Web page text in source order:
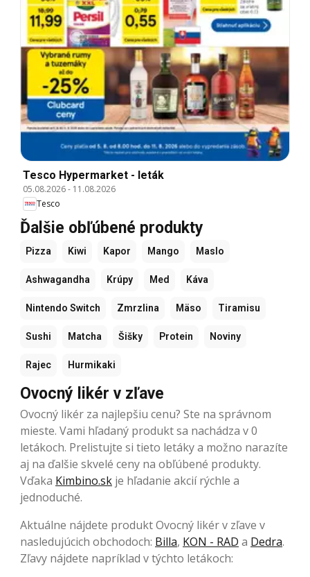
Tesco Hypermarket - leták
05.08.2026- 11.08.2026
Tesco
Ďalšie obľúbené produkty
Pizza Kiwi Kapor Mango Maslo
Ashwagandha Krúpy Med Káva
Nintendo Switch Zmrzlina Mäso Tiramisu
Sushi Matcha Šišky Protein Noviny
Rajec Hurmikaki
Ovocný likér v zľave
Ovocný likér za najlepšiu cenu? Ste na správnom
mieste. Vami hľadaný produkt sa nachádza v 0
letákoch. Prelistujte si tieto letáky a možno narazíte
aj na ďalšie skvelé ceny na obľúbené produkty.
Vďaka Kimbino.sk je hľadanie akcií rýchle a
jednoduché.
Aktuálne nájdete produkt Ovocný likér v zľave v
nasledujúcich obchodoch: Billa, KON - RAD a Dedra.
Zľavy nájdete napríklad v týchto letákoch: